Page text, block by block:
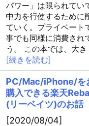
パワー」は限られてい
中力を行使するために
ていく。プライベート
事でも同様に消費され
う。 この本では、大き
[続きを読む]
PC/Mac/iPhone/を
購入できる楽天
(リーベイツ)のお話
[2020/08/04]